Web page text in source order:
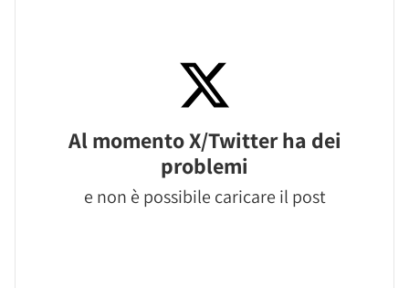
Al momento X/Twitter ha dei
problemi
e non è possibile caricare il post